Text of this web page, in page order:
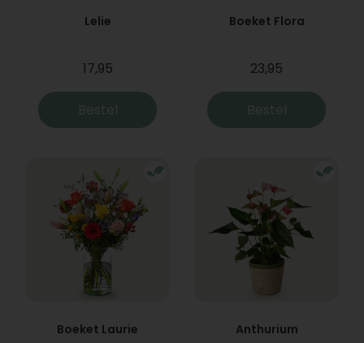
Lelie
17,95
Bestel
Boeket Flora
23,95
Bestel
Boeket Laurie Anthurium